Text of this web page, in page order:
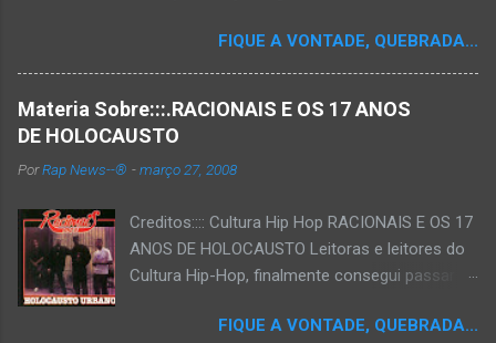
FIQUE A VONTADE, QUEBRADA...
Materia Sobre:::.RACIONAIS E OS 17 ANOS
DE HOLOCAUSTO
PorRap News--® -março 27, 2008
Creditos:::: Cultura Hip Hop RACIONAIS E OS 17
ANOS DE HOLOCAUSTO Leitoras e leitores do
Cultura Hip-Hop, finalmente consegui passar
que há muito tempo vinha maturando: uma
FIQUE A VONTADE, QUEBRADA...